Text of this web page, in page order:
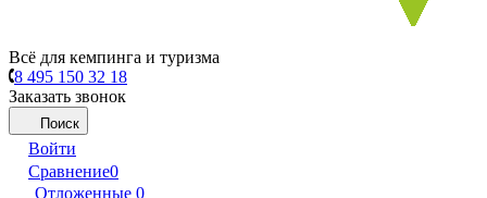
Всё для кемпинга и туризма
8 495 150 32 18
Заказать звонок
Поиск
Войти
Сравнение0
Отложенные 0